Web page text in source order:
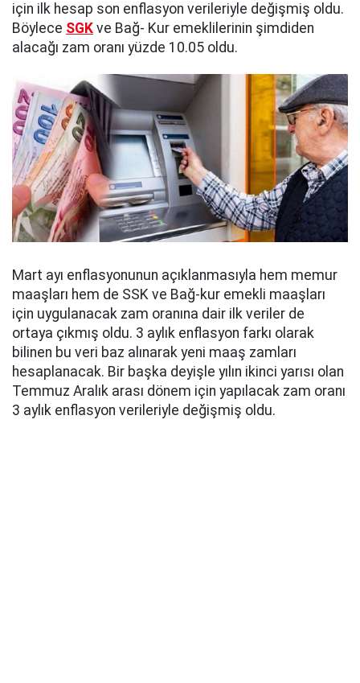
için ilk hesap son enflasyon verileriyle değişmiş oldu.
Böylece SGK ve Bağ- Kur emeklilerinin şimdiden
alacağı zam oranı yüzde 10.05 oldu.
Mart ayı enflasyonunun açıklanmasıyla hem memur
maaşları hem de SSK ve Bağ-kur emekli maaşları
için uygulanacak zam oranına dair ilk veriler de
ortaya çıkmış oldu. 3 aylık enflasyon farkı olarak
bilinen bu veri baz alınarak yeni maaş zamları
hesaplanacak. Bir başka deyişle yılın ikinci yarısı olan
Temmuz Aralık arası dönem için yapılacak zam oranı
3 aylık enflasyon verileriyle değişmiş oldu.